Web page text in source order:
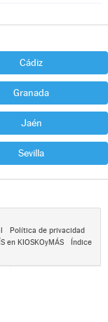
Cádiz
Granada
Jaén
Sevilla
Política de privacidad
en KIOSKOyMÁS
Índice